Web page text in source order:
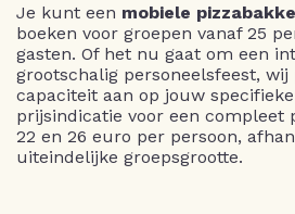
Je kunt een mobiele
boeken voor groepen vanaf 25
gasten. Of het nu gaat om een
grootschalig personeelsfeest, wij
capaciteit aan op jouw
prijsindicatie voor een compleet
22 en 26 euro per persoon,
uiteindelijke groepsgrootte.